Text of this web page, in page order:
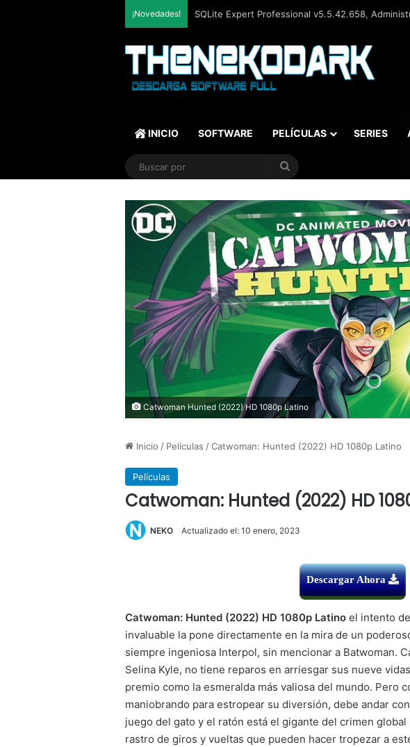
¡Novedades! Mozilla Firefox (2026) v153.0.3, Navegador web
INICIO SOFTWARE PELÍCULAS SERIES
Buscar
Catwoman Hunted (2022) HD 1080p Latino
Inicio / Películas / Catwoman: Hunted (2022) HD 1080p Latino
Películas
Catwoman: Hunted (2022) HD
NEKO Actualizado el: 10 enero, 2023
Descargar Ahora
Catwoman: Hunted (2022) HD 1080p Latino el intento
invaluable la pone directamente en la mira de un
siempre ingeniosa Interpol, sin mencionar a Batwoman.
Selina Kyle, no tiene reparos en arriesgar sus nueve
premio como la esmeralda más valiosa del mundo. Pero
maniobrando para estropear su diversión, debe andar
juego del gato y el ratón está el gigante del crimen
rastro de giros y vueltas que pueden hacer tropezar a